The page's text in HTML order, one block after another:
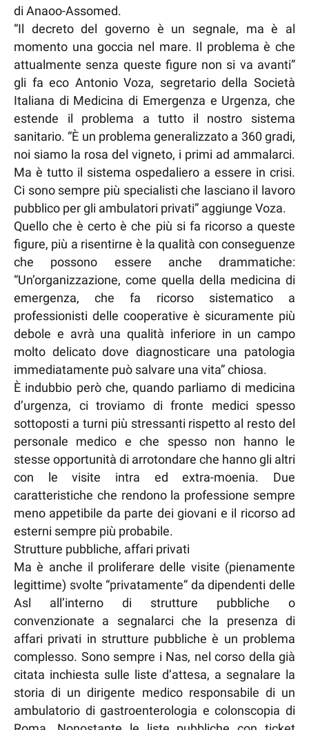
di Anaoo-Assomed.
“Il decreto del governo è un segnale, ma è al
momento una goccia nel mare. Il problema è che
attualmente senza queste figure non si va avanti”
gli fa eco Antonio Voza, segretario della Società
Italiana di Medicina di Emergenza e Urgenza, che
estende il problema a tutto il nostro sistema
sanitario. “È un problema generalizzato a 360 gradi,
noi siamo la rosa del vigneto, i primi ad ammalarci.
Ma è tutto il sistema ospedaliero a essere in crisi.
Ci sono sempre più specialisti che lasciano il lavoro
pubblico per gli ambulatori privati” aggiunge Voza.
Quello che è certo è che più si fa ricorso a queste
figure, più a risentirne è la qualità con conseguenze
che possono essere anche drammatiche:
“Un’organizzazione, come quella della medicina di
emergenza, che fa ricorso sistematico a
professionisti delle cooperative è sicuramente più
debole e avrà una qualità inferiore in un campo
molto delicato dove diagnosticare una patologia
immediatamente può salvare una vita” chiosa.
È indubbio però che, quando parliamo di medicina
d’urgenza, ci troviamo di fronte medici spesso
sottoposti a turni più stressanti rispetto al resto del
personale medico e che spesso non hanno le
stesse opportunità di arrotondare che hanno gli altri
con le visite intra ed extra-moenia. Due
caratteristiche che rendono la professione sempre
meno appetibile da parte dei giovani e il ricorso ad
esterni sempre più probabile.
Strutture pubbliche, affari privati
Ma è anche il proliferare delle visite (pienamente
legittime) svolte “privatamente” da dipendenti delle
Asl all’interno di strutture pubbliche o
convenzionate a segnalarci che la presenza di
affari privati in strutture pubbliche è un problema
complesso. Sono sempre i Nas, nel corso della già
citata inchiesta sulle liste d’attesa, a segnalare la
storia di un dirigente medico responsabile di un
ambulatorio di gastroenterologia e colonscopia di